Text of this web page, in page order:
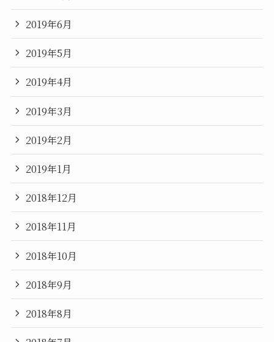
2019年6月
2019年5月
2019年4月
2019年3月
2019年2月
2019年1月
2018年12月
2018年11月
2018年10月
2018年9月
2018年8月